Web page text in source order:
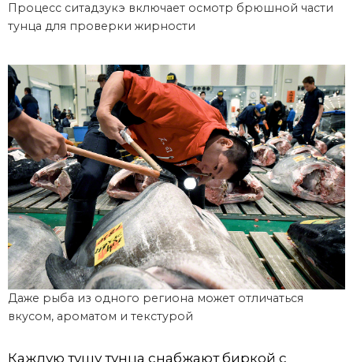
Процесс ситадзукэ включает осмотр брюшной части
тунца для проверки жирности
Даже рыба из одного региона может отличаться
вкусом, ароматом и текстурой
Каждую тушу тунца снабжают биркой с